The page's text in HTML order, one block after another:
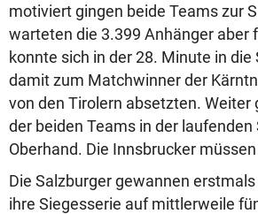
motiviert gingen beide Teams zur
warteten die 3.399 Anhänger aber
konnte sich in der 28. Minute in
damit zum Matchwinner der
von den Tirolern absetzten. Weiter
der beiden Teams in der
Oberhand. Die Innsbrucker
Die Salzburger gewannen
ihre Siegesserie auf mittlerweile